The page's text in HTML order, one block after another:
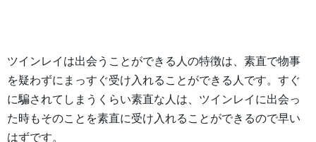
ツインレイは出会うことができる人の特徴は、素直で物事
を疑わずにまっすぐ受け入れることができる人です。すぐ
に騙されてしまうくらい素直な人は、ツインレイに出会っ
た時もそのことを素直に受け入れることができるので早い
はずです。